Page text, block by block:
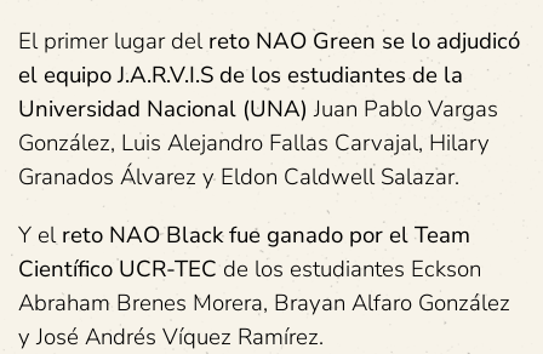
El primer lugar delreto NAO Green se lo adjudicó
el equipo J.A.R.V.I.S de los estudiantes de la
Universidad Nacional (UNA) Juan Pablo Vargas
González, Luis Alejandro Fallas Carvajal, Hilary
Granados Álvarez y Eldon Caldwell Salazar.
Y elreto NAO Black fue ganado por el Team
Científico UCR-TEC de los estudiantes Eckson
Abraham Brenes Morera, Brayan Alfaro González
y José Andrés Víquez Ramírez.